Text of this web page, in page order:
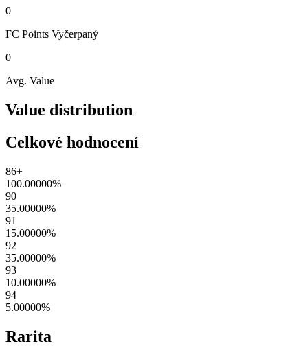
0
FC Points Vyčerpaný
0
Avg. Value
Value distribution
Celkové hodnocení
86+
100.00000%
90
35.00000%
91
15.00000%
92
35.00000%
93
10.00000%
94
5.00000%
Rarita